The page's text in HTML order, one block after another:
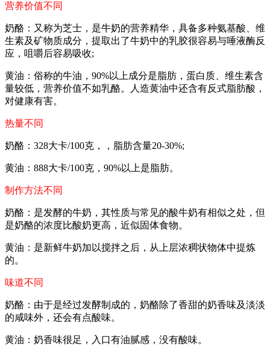
营养价值不同
奶酪：又称为芝士，是牛奶的营养精华，具备多种氨基酸、维
生素及矿物质成分，提取出了牛奶中的乳胶很容易与唾液酶反
应，咀嚼后容易吸收;
黄油：俗称的牛油，90%以上成分是脂肪，蛋白质、维生素含
量较低，营养价值不如乳酪。人造黄油中还含有反式脂肪酸，
对健康有害。
热量不同
奶酪：328大卡/100克，，脂肪含量20-30%;
黄油：888大卡/100克，90%以上是脂肪。
制作方法不同
奶酪：是发酵的牛奶，其性质与常见的酸牛奶有相似之处，但
是奶酪的浓度比酸奶更高，近似固体食物。
黄油：是新鲜牛奶加以搅拌之后，从上层浓稠状物体中提炼
的。
味道不同
奶酪：由于是经过发酵制成的，奶酪除了香甜的奶香味及淡淡
的咸味外，还会有点酸味。
黄油：奶香味很足，入口有油腻感，没有酸味。